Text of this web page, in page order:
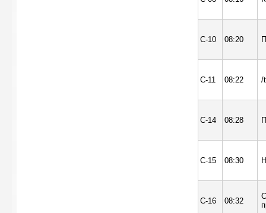
С-10 08:20
С-11 08:22 /
С-14 08:28
С-15 08:30
С-16 08:32